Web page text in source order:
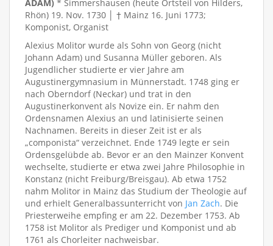
ADAM) * Simmershausen (heute Ortsteil von Hilders,
Rhön) 19. Nov. 1730 │ † Mainz 16. Juni 1773;
Komponist, Organist
Alexius Molitor wurde als Sohn von Georg (nicht
Johann Adam) und Susanna Müller geboren. Als
Jugendlicher studierte er vier Jahre am
Augustinergymnasium in Münnerstadt. 1748 ging er
nach Oberndorf (Neckar) und trat in den
Augustinerkonvent als Novize ein. Er nahm den
Ordensnamen Alexius an und latinisierte seinen
Nachnamen. Bereits in dieser Zeit ist er als
„componista“ verzeichnet. Ende 1749 legte er sein
Ordensgelübde ab. Bevor er an den Mainzer Konvent
wechselte, studierte er etwa zwei Jahre Philosophie in
Konstanz (nicht Freiburg/Breisgau). Ab etwa 1752
nahm Molitor in Mainz das Studium der Theologie auf
und erhielt Generalbassunterricht von Jan Zach. Die
Priesterweihe empfing er am 22. Dezember 1753. Ab
1758 ist Molitor als Prediger und Komponist und ab
1761 als Chorleiter nachweisbar.